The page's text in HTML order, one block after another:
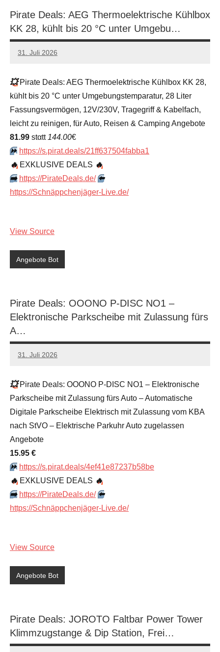
Pirate Deals: AEG Thermoelektrische Kühlbox
KK 28, kühlt bis 20 °C unter Umgebu…
31. Juli 2026
admin
Keine
💥Pirate Deals: AEG Thermoelektrische Kühlbox KK 28,
kühlt bis 20 °C unter Umgebungstemparatur, 28 Liter
Fassungsvermögen, 12V/230V, Tragegriff & Kabelfach,
leicht zu reinigen, für Auto, Reisen & Camping Angebote
81.99 stαtt144.00€
⏩️ https://s.pirat.deals/21ff637504fabba1
🔥 EXKLUSIVE DEALS 🔥
➡️ https://PirateDeals.de/ ⬅️
https://Schnäppchenjäger-Live.de/
View Source
Angebote Bot
Pirate Deals: OOONO P-DISC NO1 –
Elektronische Parkscheibe mit Zulassung fürs
A…
31. Juli 2026
admin
Keine
💥Pirate Deals: OOONO P-DISC NO1 – Elektronische
Parkscheibe mit Zulassung fürs Auto – Automatische
Digitale Parkscheibe Elektrisch mit Zulassung vom KBA
nach StVO – Elektrische Parkuhr Auto zugelassen
Angebote
15.95 €
⏩️ https://s.pirat.deals/4ef41e87237b58be
🔥 EXKLUSIVE DEALS 🔥
➡️ https://PirateDeals.de/ ⬅️
https://Schnäppchenjäger-Live.de/
View Source
Angebote Bot
Pirate Deals: JOROTO Faltbar Power Tower
Klimmzugstange & Dip Station, Frei…